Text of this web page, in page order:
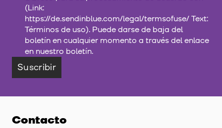
(Link:
https://de.sendinblue.com/legal/termsofuse/ Text:
Términos de uso). Puede darse de baja del
boletín en cualquier momento a través del enlace
en nuestro boletín.
Suscribir
Contacto